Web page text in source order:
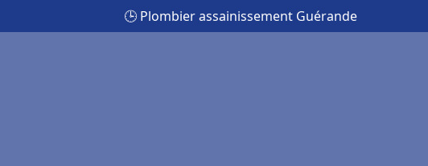
🕒 Plombier assainissement Guérande